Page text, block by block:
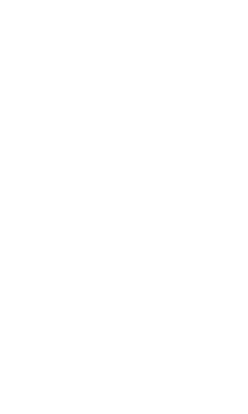
туры, путёвки в дома